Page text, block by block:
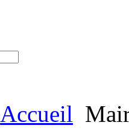
Accueil